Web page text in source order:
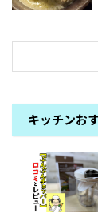
キッチンお